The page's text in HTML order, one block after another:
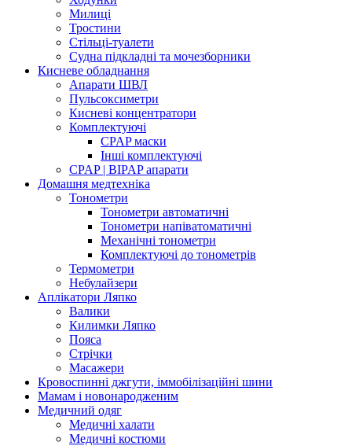
Милиці
Тростини
Стільці-туалети
Судна підкладні та мочезборники
Кисневе обладнання
Апарати ШВЛ
Пульсоксиметри
Кисневі концентратори
Комплектуючі
CPAP маски
Інші комплектуючі
CPAP | BIPAP апарати
Домашня медтехніка
Тонометри
Тонометри автоматичні
Тонометри напіватоматичні
Механічні тонометри
Комплектуючі до тонометрів
Термометри
Небулайзери
Аплікатори Ляпко
Валики
Килимки Ляпко
Пояса
Стрічки
Масажери
Кровоспинні джгути, іммобілізаційні шини
Мамам і новонародженим
Медичний одяг
Медичні халати
Медичні костюми